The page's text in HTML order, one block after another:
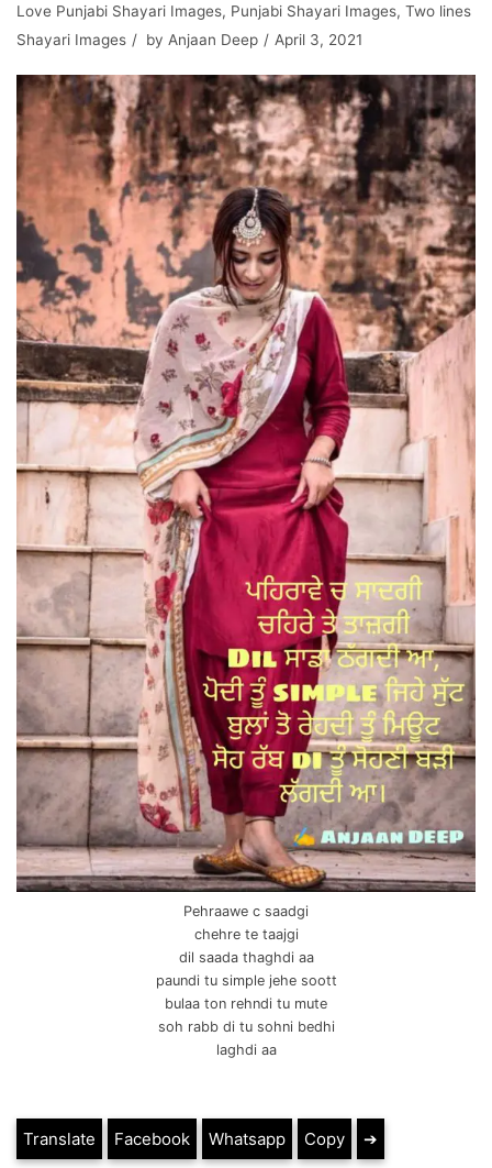
Love Punjabi Shayari Images, Punjabi Shayari Images, Two lines
Shayari Images
by Anjaan Deep April 3, 2021
Pehraawe c saadgi
chehre te taajgi
dil saada thaghdi aa
paundi tu simple jehe soott
bulaa ton rehndi tu mute
soh rabb di tu sohni bedhi
laghdi aa
Translate Facebook Whatsapp Copy ➔